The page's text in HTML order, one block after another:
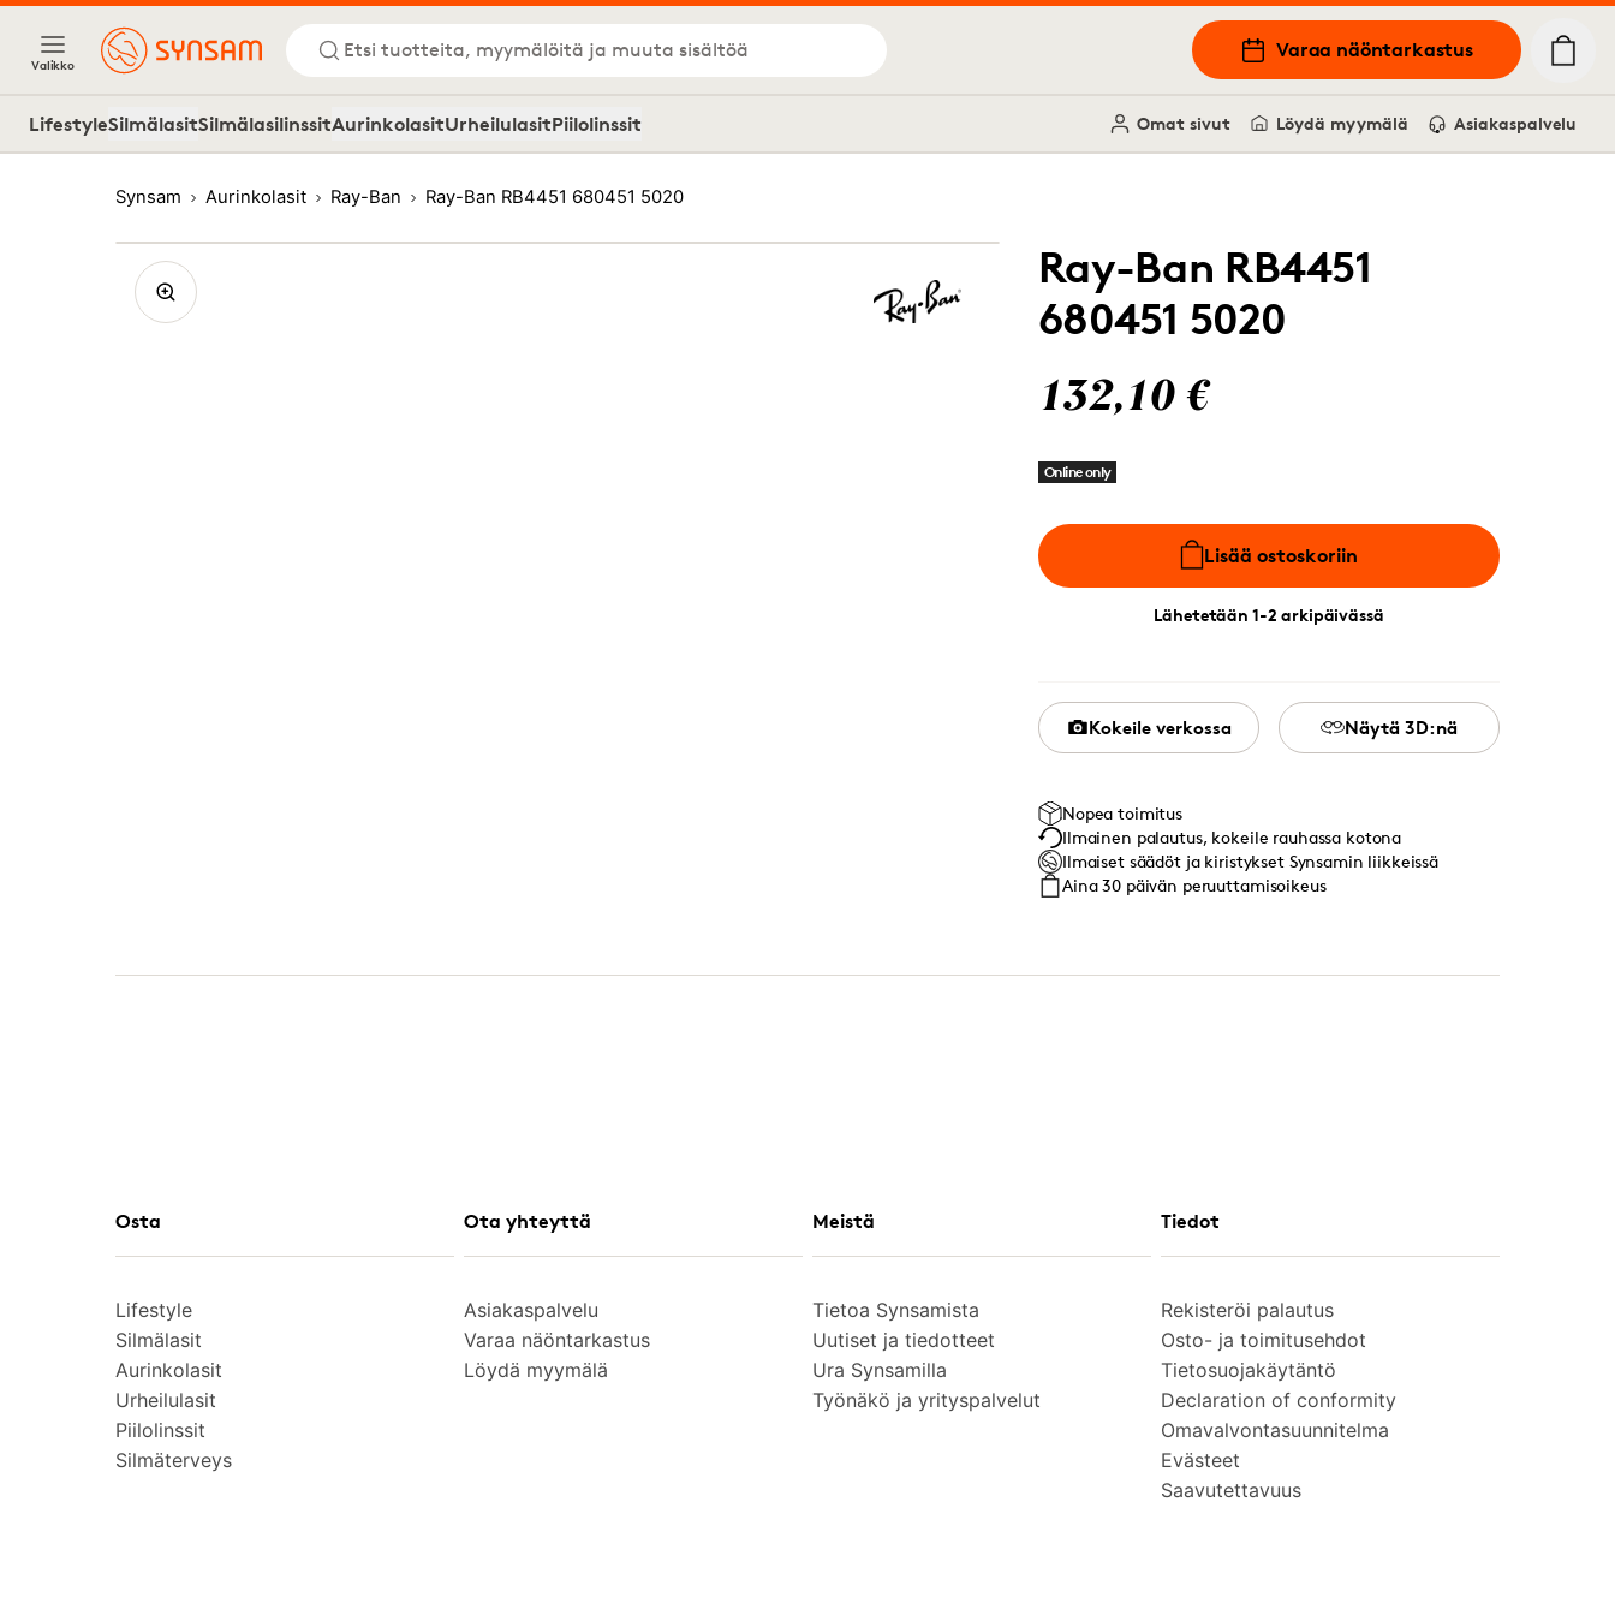
Valikko
Etsi tuotteita, myymälöitä ja muuta sisältöä Varaa näöntarkastus
LifestyleSilmälasitSilmälasilinssitAurinkolasitUrheilulasitPiilolinssit Omat sivut Löydä myymälä Asiakaspalvelu
Synsam Aurinkolasit Ray-Ban Ray-Ban RB4451 680451 5020
Ray-Ban RB4451
680451 5020
132,10 €
Online only
Lisää ostoskoriin
Lähetetään 1-2 arkipäivässä
Kokeile verkossa Näytä 3D:nä
Nopea toimitus
Ilmainen palautus, kokeile rauhassa kotona
Ilmaiset säädöt ja kiristykset Synsamin liikkeissä
Aina 30 päivän peruuttamisoikeus
Osta
Lifestyle
Silmälasit
Aurinkolasit
Urheilulasit
Piilolinssit
Silmäterveys
Ota yhteyttä
Asiakaspalvelu
Varaa näöntarkastus
Löydä myymälä
Meistä
Tietoa Synsamista
Uutiset ja tiedotteet
Ura Synsamilla
Työnäkö ja yrityspalvelut
Tiedot
Rekisteröi palautus
Osto- ja toimitusehdot
Tietosuojakäytäntö
Declaration of conformity
Omavalvontasuunnitelma
Evästeet
Saavutettavuus